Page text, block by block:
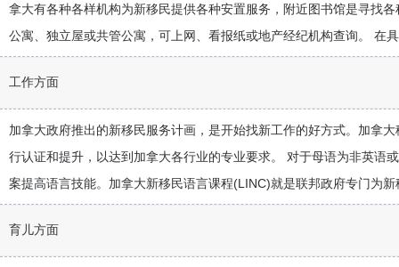
拿大有各种各样机构为新移民提供各种安置服务，附近图书馆是寻找
公寓、独立屋或共管公寓，可上网、看报纸或地产经纪机构查询。 在
工作方面
加拿大政府推出的新移民服务计画，是开始找新工作的好方式。加拿
行认证和提升，以达到加拿大各行业的专业要求。 对于母语为非英语
案提高语言技能。加拿大新移民语言课程(LINC)就是联邦政府专门为
育儿方面